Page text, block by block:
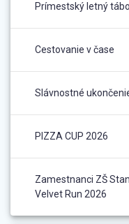
Prímestský letný
Cestovanie v čase
Slávnostné
PIZZA CUP 2026
Zamestnanci ZŠ
Velvet Run 2026